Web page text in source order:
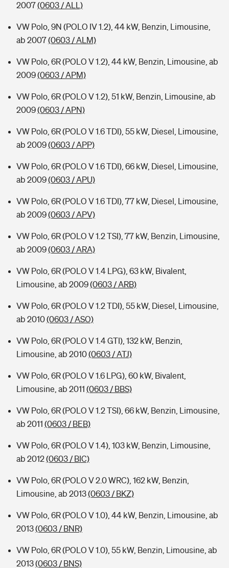
2007(0603 / ALL)
VW Polo, 9N (POLO IV 1.2), 44 kW, Benzin, Limousine,
ab 2007(0603 / ALM)
VW Polo, 6R (POLO V 1.2), 44 kW, Benzin, Limousine, ab
2009(0603 / APM)
VW Polo, 6R (POLO V 1.2), 51 kW, Benzin, Limousine, ab
2009(0603 / APN)
VW Polo, 6R (POLO V 1.6 TDI), 55 kW, Diesel, Limousine,
ab 2009(0603 / APP)
VW Polo, 6R (POLO V 1.6 TDI), 66 kW, Diesel, Limousine,
ab 2009(0603 / APU)
VW Polo, 6R (POLO V 1.6 TDI), 77 kW, Diesel, Limousine,
ab 2009(0603 / APV)
VW Polo, 6R (POLO V 1.2 TSI), 77 kW, Benzin, Limousine,
ab 2009(0603 / ARA)
VW Polo, 6R (POLO V 1.4 LPG), 63 kW, Bivalent,
Limousine, ab 2009(0603 / ARB)
VW Polo, 6R (POLO V 1.2 TDI), 55 kW, Diesel, Limousine,
ab 2010(0603 / ASO)
VW Polo, 6R (POLO V 1.4 GTI), 132 kW, Benzin,
Limousine, ab 2010(0603 / ATJ)
VW Polo, 6R (POLO V 1.6 LPG), 60 kW, Bivalent,
Limousine, ab 2011 (0603 / BBS)
VW Polo, 6R (POLO V 1.2 TSI), 66 kW, Benzin, Limousine,
ab 2011 (0603 / BEB)
VW Polo, 6R (POLO V 1.4), 103 kW, Benzin, Limousine,
ab 2012(0603 / BIC)
VW Polo, 6R (POLO V 2.0 WRC), 162 kW, Benzin,
Limousine, ab 2013(0603 / BKZ)
VW Polo, 6R (POLO V 1.0), 44 kW, Benzin, Limousine, ab
2013(0603 / BNR)
VW Polo, 6R (POLO V 1.0), 55 kW, Benzin, Limousine, ab
2013(0603 / BNS)